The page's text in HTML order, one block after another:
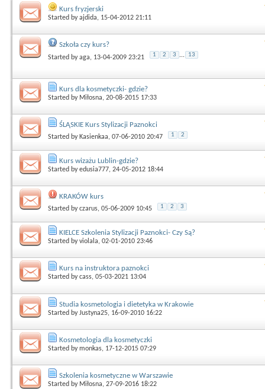
Kurs fryzjerski
Started byajdida, 15-04-2012 21:11
Szkoła czy kurs?
Started byaga, 13-04-2009 23:21 1 2 3 ... 13
Kurs dla kosmetyczki- gdzie?
Started by Miłosna, 20-08-2015 17:33
ŚLĄSKIE Kurs Stylizacji Paznokci
Started by Kasienkaa, 07-06-2010 20:47 1 2
Kurs wizażu Lublin-gdzie?
Started byedusia777, 24-05-2012 18:44
KRAKÓW kurs
Started byczarus, 05-06-2009 10:45 1 2 3
KIELCE Szkolenia Stylizacji Paznokci- Czy Są?
Started byviolala, 02-01-2010 23:46
Kurs na instruktora paznokci
Started bycass, 05-03-2021 13:04
Studia kosmetologia i dietetyka w Krakowie
Started byJustyna25, 16-09-2010 16:22
Kosmetologia dla kosmetyczki
Started bymonkas, 17-12-2015 07:29
Szkolenia kosmetyczne w Warszawie
Started by Miłosna, 27-09-2016 18:22